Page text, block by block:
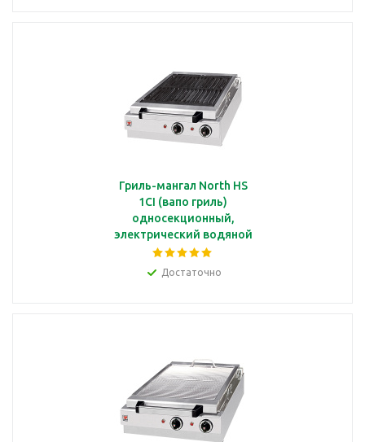
Гриль-мангал North HS
1CI (вапо гриль)
односекционный,
электрический водяной
с чугунной решеткой
41*34 см
Достаточно